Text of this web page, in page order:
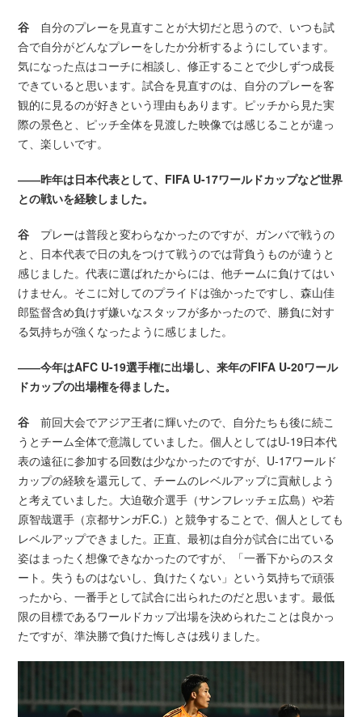
谷 自分のプレーを見直すことが大切だと思うので、いつも試
合で自分がどんなプレーをしたか分析するようにしています。
気になった点はコーチに相談し、修正することで少しずつ成長
できていると思います。試合を見直すのは、自分のプレーを客
観的に見るのが好きという理由もあります。ピッチから見た実
際の景色と、ピッチ全体を見渡した映像では感じることが違っ
て、楽しいです。
――昨年は日本代表として、FIFA U-17ワールドカップなど世界
との戦いを経験しました。
谷 プレーは普段と変わらなかったのですが、ガンバで戦うの
と、日本代表で日の丸をつけて戦うのでは背負うものが違うと
感じました。代表に選ばれたからには、他チームに負けてはい
けません。そこに対してのプライドは強かったですし、森山佳
郎監督含め負けず嫌いなスタッフが多かったので、勝負に対す
る気持ちが強くなったように感じました。
――今年はAFC U-19選手権に出場し、来年のFIFA U-20ワール
ドカップの出場権を得ました。
谷 前回大会でアジア王者に輝いたので、自分たちも後に続こ
うとチーム全体で意識していました。個人としてはU-19日本代
表の遠征に参加する回数は少なかったのですが、U-17ワールド
カップの経験を還元して、チームのレベルアップに貢献しよう
と考えていました。大迫敬介選手（サンフレッチェ広島）や若
原智哉選手（京都サンガF.C.）と競争することで、個人としても
レベルアップできました。正直、最初は自分が試合に出ている
姿はまったく想像できなかったのですが、「一番下からのスタ
ート。失うものはないし、負けたくない」という気持ちで頑張
ったから、一番手として試合に出られたのだと思います。最低
限の目標であるワールドカップ出場を決められたことは良かっ
たですが、準決勝で負けた悔しさは残りました。